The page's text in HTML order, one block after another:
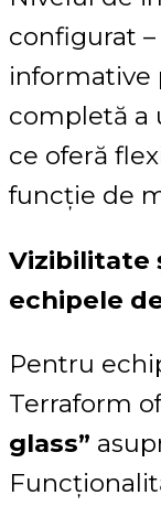
configurat
informative
completă a
ce oferă
funcție de
Vizibilitate
echipele
Pentru
Terraform
glass”